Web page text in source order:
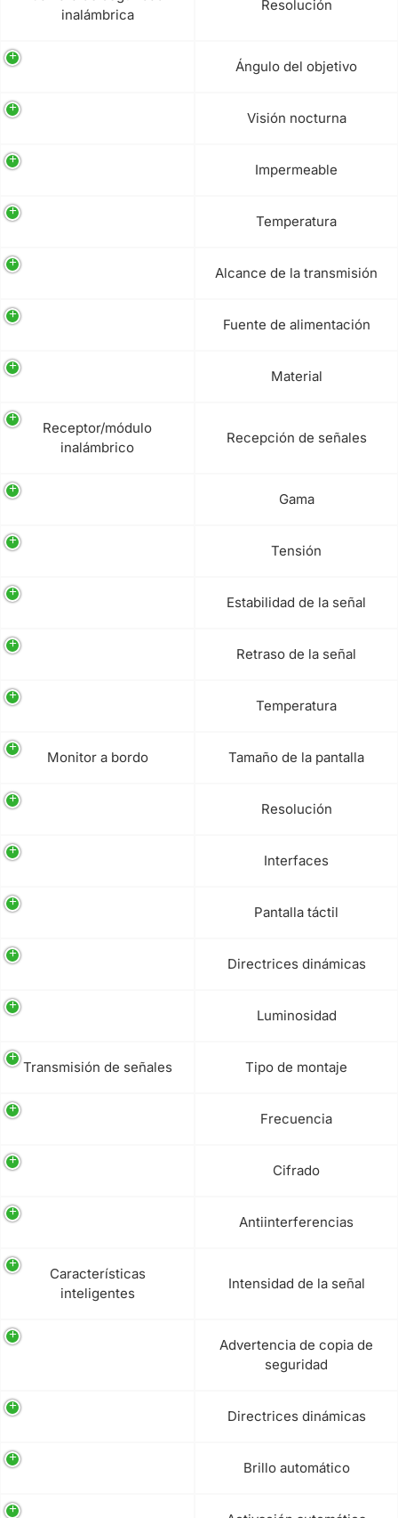
inalámbrica
Resolución
Ángulo del objetivo
Visión nocturna
Impermeable
Temperatura
Alcance de la transmisión
Fuente de alimentación
Material
Receptor/módulo
inalámbrico
Recepción de señales
Gama
Tensión
Estabilidad de la señal
Retraso de la señal
Temperatura
Monitor a bordo Tamaño de la pantalla
Resolución
Interfaces
Pantalla táctil
Directrices dinámicas
Luminosidad
Transmisión de señales Tipo de montaje
Frecuencia
Cifrado
Antiinterferencias
Características
inteligentes
Intensidad de la señal
Advertencia de copia de
seguridad
Directrices dinámicas
Brillo automático